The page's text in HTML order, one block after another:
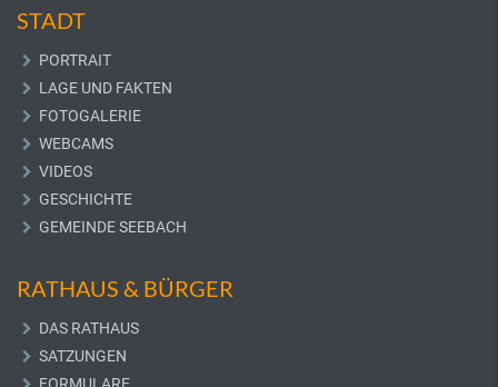
STADT
PORTRAIT
LAGE UND FAKTEN
FOTOGALERIE
WEBCAMS
VIDEOS
GESCHICHTE
GEMEINDE SEEBACH
RATHAUS & BÜRGER
DAS RATHAUS
SATZUNGEN